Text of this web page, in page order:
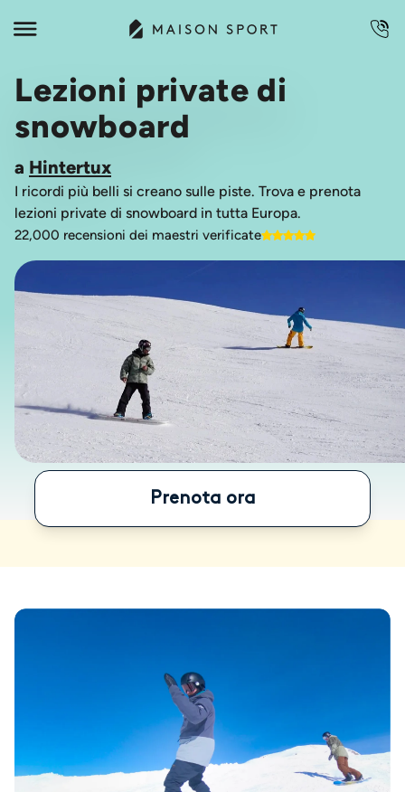
Lezioni private di
snowboard
a Hintertux
I ricordi più belli si creano sulle piste. Trova e prenota
lezioni private di snowboard in tutta Europa.
22,000 recensioni dei maestri verificate
Prenota ora